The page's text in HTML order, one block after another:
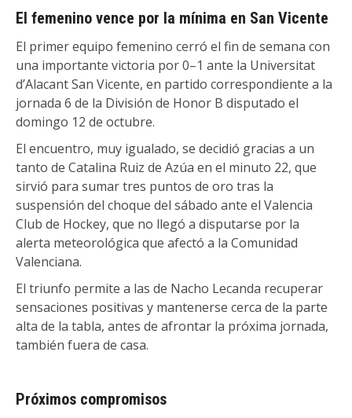
El femenino vence por la mínima en San Vicente
El primer equipo femenino cerró el fin de semana con
una importante victoria por 0–1 ante la Universitat
d’Alacant San Vicente, en partido correspondiente a la
jornada 6 de la División de Honor B disputado el
domingo 12 de octubre.
El encuentro, muy igualado, se decidió gracias a un
tanto de Catalina Ruiz de Azúa en el minuto 22, que
sirvió para sumar tres puntos de oro tras la
suspensión del choque del sábado ante el Valencia
Club de Hockey, que no llegó a disputarse por la
alerta meteorológica que afectó a la Comunidad
Valenciana.
El triunfo permite a las de Nacho Lecanda recuperar
sensaciones positivas y mantenerse cerca de la parte
alta de la tabla, antes de afrontar la próxima jornada,
también fuera de casa.
Próximos compromisos